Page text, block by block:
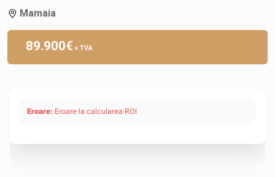
Mamaia
89.900€+ TVA